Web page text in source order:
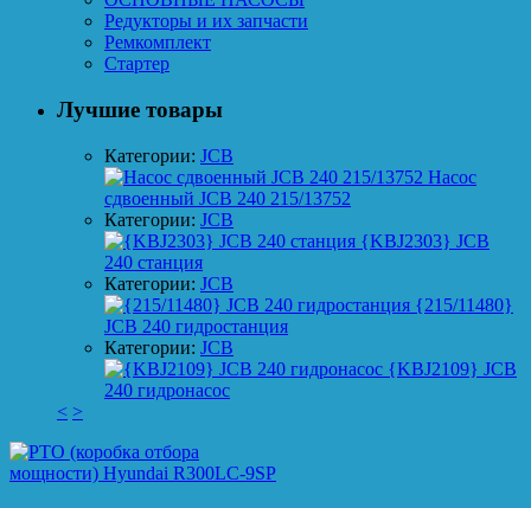
Редукторы и их запчасти
Ремкомплект
Стартер
Лучшие товары
Категории: JCB
Насос
сдвоенный JCB 240 215/13752
Категории: JCB
{KBJ2303} JCB
240 станция
Категории: JCB
{215/11480}
JCB 240 гидростанция
Категории: JCB
{KBJ2109} JCB
240 гидронасос
< >